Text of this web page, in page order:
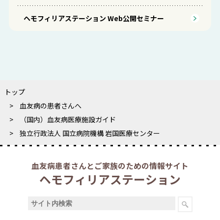
ヘモフィリアステーション Web公開セミナー
トップ
血友病の患者さんへ
（国内）血友病医療施設ガイド
独立行政法人 国立病院機構 岩国医療センター
血友病患者さんとご家族のための情報サイト
ヘモフィリアステーション